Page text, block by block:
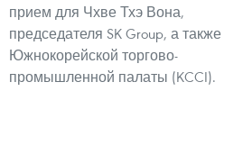
прием для Чхве Тхэ Вона,
председателя SK Group, а также
Южнокорейской торгово-
промышленной палаты (KCCI).